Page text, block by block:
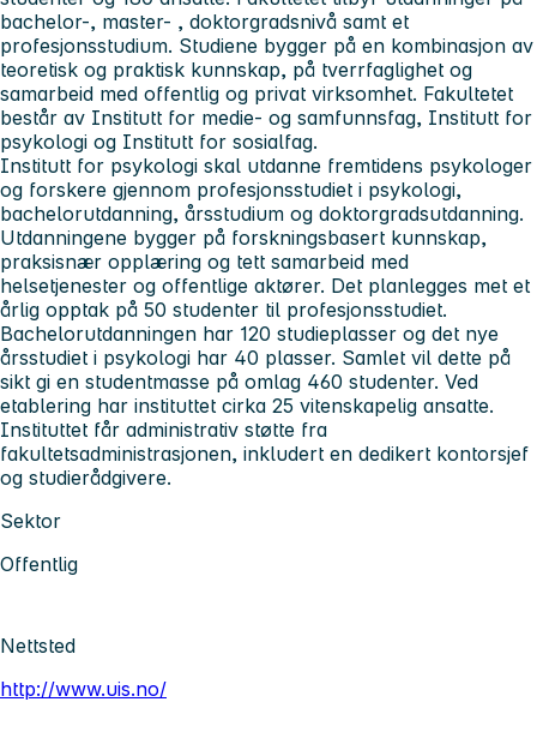
bachelor-, master- , doktorgradsnivå samt et
profesjonsstudium. Studiene bygger på en kombinasjon av
teoretisk og praktisk kunnskap, på tverrfaglighet og
samarbeid med offentlig og privat virksomhet. Fakultetet
består av Institutt for medie- og samfunnsfag, Institutt for
psykologi og Institutt for sosialfag.
Institutt for psykologi skal utdanne fremtidens psykologer
og forskere gjennom profesjonsstudiet i psykologi,
bachelorutdanning, årsstudium og doktorgradsutdanning.
Utdanningene bygger på forskningsbasert kunnskap,
praksisnær opplæring og tett samarbeid med
helsetjenester og offentlige aktører. Det planlegges met et
årlig opptak på 50 studenter til profesjonsstudiet.
Bachelorutdanningen har 120 studieplasser og det nye
årsstudiet i psykologi har 40 plasser. Samlet vil dette på
sikt gi en studentmasse på omlag 460 studenter. Ved
etablering har instituttet cirka 25 vitenskapelig ansatte.
Instituttet får administrativ støtte fra
fakultetsadministrasjonen, inkludert en dedikert kontorsjef
og studierådgivere.
Sektor
Offentlig
Nettsted
http://www.uis.no/